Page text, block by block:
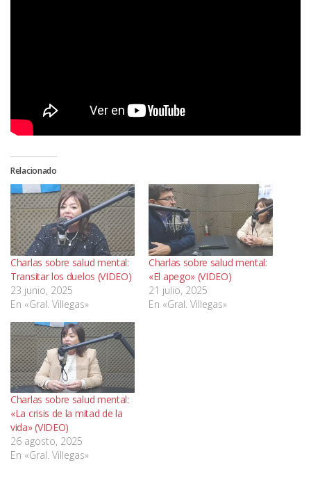
Relacionado
Charlas sobre salud mental:
Transitar los duelos (VIDEO)
23 junio, 2025
En «Gral. Villegas»
Charlas sobre salud mental:
«El apego» (VIDEO)
21 julio, 2025
En «Gral. Villegas»
Charlas sobre salud mental:
«La crisis de la mitad de la
vida» (VIDEO)
26 agosto, 2025
En «Gral. Villegas»